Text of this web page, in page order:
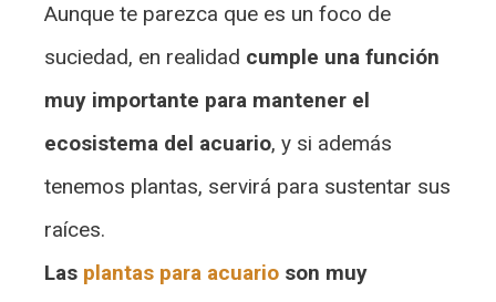
Aunque te parezca que es un foco de
suciedad, en realidad cumple una función
muy importante para mantener el
ecosistema del acuario, y si además
tenemos plantas, servirá para sustentar sus
raíces.
Las plantas para acuario son muy